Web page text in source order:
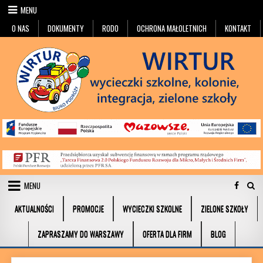
Przejdź do treści
MENU
O NAS
DOKUMENTY RODO OCHRONA MAŁOLETNICH KONTAKT
MENU
AKTUALNOŚCI
PROMOCJE WYCIECZKI SZKOLNE ZIELONE SZKOŁY
ZAPRASZAMY DO WARSZAWY OFERTA DLA FIRM BLOG